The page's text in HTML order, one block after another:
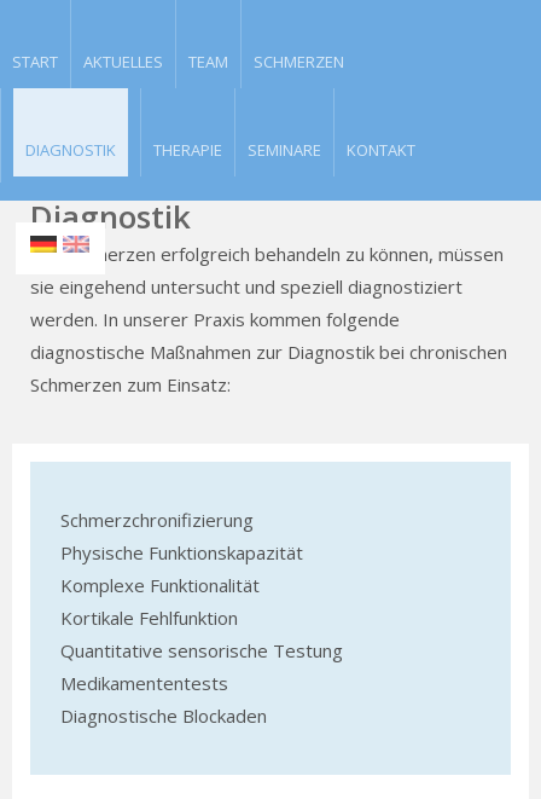
START AKTUELLES TEAM SCHMERZEN
DIAGNOSTIK THERAPIE SEMINARE KONTAKT
Diagnostik
Um Schmerzen erfolgreich behandeln zu können, müssen
sie eingehend untersucht und speziell diagnostiziert
werden. In unserer Praxis kommen folgende
diagnostische Maßnahmen zur Diagnostik bei chronischen
Schmerzen zum Einsatz:
Schmerzchronifizierung
Physische Funktionskapazität
Komplexe Funktionalität
Kortikale Fehlfunktion
Quantitative sensorische Testung
Medikamententests
Diagnostische Blockaden